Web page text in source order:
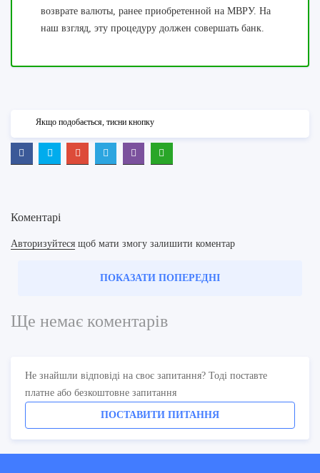
возврате валюты, ранее приобретенной на МВРУ. На
наш взгляд, эту процедуру должен совершать банк.
Якщо подобається, тисни кнопку
Коментарі
Авторизуйтеся щоб мати змогу залишити коментар
ПОКАЗАТИ ПОПЕРЕДНІ
Ще немає коментарів
Не знайшли відповіді на своє запитання? Тоді поставте
платне або безкоштовне запитання
ПОСТАВИТИ ПИТАННЯ